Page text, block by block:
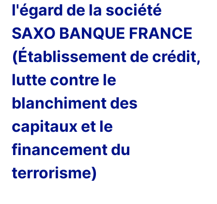
l'égard de la société
SAXO BANQUE FRANCE
(Établissement de crédit,
lutte contre le
blanchiment des
capitaux et le
financement du
terrorisme)